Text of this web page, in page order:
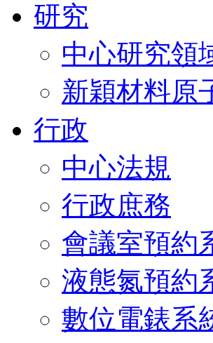
研究
中心研究領
新穎材料原
行政
中心法規
行政庶務
會議室預約
液態氮預約
數位電錶系